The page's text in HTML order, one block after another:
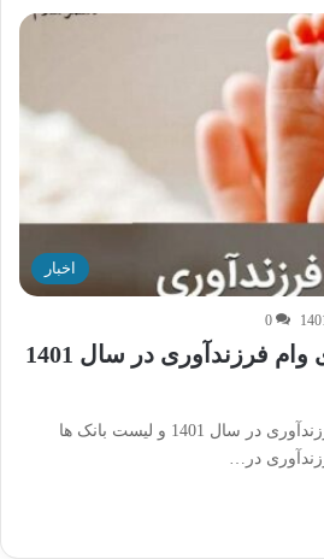
اخبار
0
آموزش ثبت نام برای وام فرزندآوری در سال 1401
آموزش ثبت نام برای وام فرزندآوری در سال 1401 و لیست بانک ها
در…